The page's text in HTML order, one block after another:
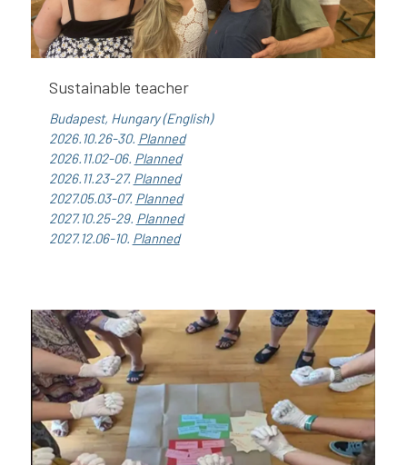
Sustainable teacher
Budapest, Hungary (English)
2026.10.26-30. Planned
2026.11.02-06. Planned
2026.11.23-27. Planned
2027.05.03-07. Planned
2027.10.25-29. Planned
2027.12.06-10. Planned